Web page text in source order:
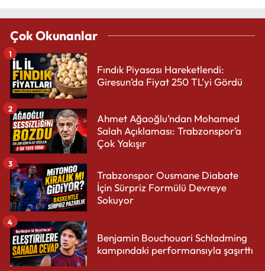
Çok Okunanlar
Fındık Piyasası Hareketlendi:
Giresun’da Fiyat 250 TL’yi Gördü
1
Ahmet Ağaoğlu’ndan Mohamed
Salah Açıklaması: Trabzonspor’a
Çok Yakışır
2
Trabzonspor Ousmane Diabate
İçin Sürpriz Formülü Devreye
Sokuyor
3
Benjamin Bouchouari Schladming
kampındaki performansıyla şaşırttı
4